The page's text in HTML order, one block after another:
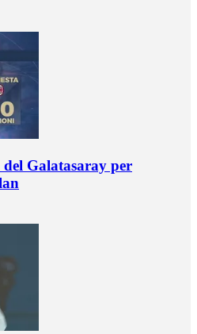
Galatasaray per